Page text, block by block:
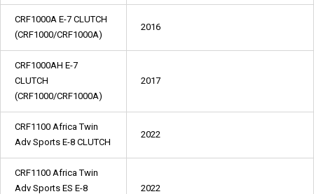
CRF1000A E-7 CLUTCH
(CRF1000/CRF1000A)
2016
CRF1000AH E-7
CLUTCH
(CRF1000/CRF1000A)
2017
CRF1100 Africa Twin
Adv Sports E-8 CLUTCH
2022
CRF1100 Africa Twin
Adv Sports ES E-8
2022